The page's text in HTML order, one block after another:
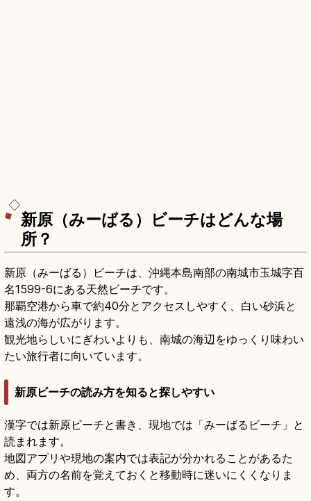
新原（みーばる）ビーチはどんな場
所？
新原（みーばる）ビーチは、沖縄本島南部の南城市玉城字百
名1599-6にある天然ビーチです。
那覇空港から車で約40分とアクセスしやすく、白い砂浜と
遠浅の海が広がります。
観光地らしいにぎわいよりも、南城の海辺をゆっくり味わい
たい旅行者に向いています。
新原ビーチの読み方を知ると探しやすい
漢字では新原ビーチと書き、現地では「みーばるビーチ」と
読まれます。
地図アプリや現地の案内では表記が分かれることがあるた
め、両方の名前を覚えておくと移動時に迷いにくくなりま
す。